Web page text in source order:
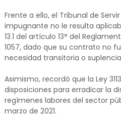
Frente a ello, el Tribunal de
impugnante no le resulta
13.1 del artículo 13° del
1057, dado que su contrato no
necesidad transitoria o
Asimismo, recordó que la Ley
disposiciones para erradicar la
regímenes labores del sector
marzo de 2021.